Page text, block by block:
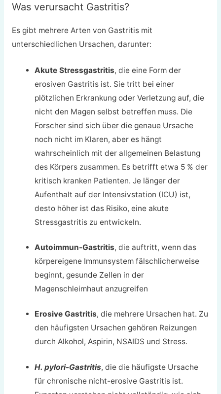
Was verursacht Gastritis?
Es gibt mehrere Arten von Gastritis mit
unterschiedlichen Ursachen, darunter:
Akute Stressgastritis, die eine Form der
erosiven Gastritis ist. Sie tritt bei einer
plötzlichen Erkrankung oder Verletzung auf, die
nicht den Magen selbst betreffen muss. Die
Forscher sind sich über die genaue Ursache
noch nicht im Klaren, aber es hängt
wahrscheinlich mit der allgemeinen Belastung
des Körpers zusammen. Es betrifft etwa 5 % der
kritisch kranken Patienten. Je länger der
Aufenthalt auf der Intensivstation (ICU) ist,
desto höher ist das Risiko, eine akute
Stressgastritis zu entwickeln.
Autoimmun-Gastritis, die auftritt, wenn das
körpereigene Immunsystem fälschlicherweise
beginnt, gesunde Zellen in der
Magenschleimhaut anzugreifen
Erosive Gastritis, die mehrere Ursachen hat. Zu
den häufigsten Ursachen gehören Reizungen
durch Alkohol, Aspirin, NSAIDS und Stress.
H. pylori-Gastritis, die die häufigste Ursache
für chronische nicht-erosive Gastritis ist.